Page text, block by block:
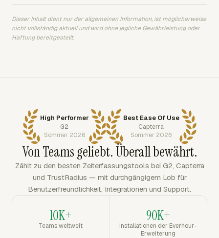
Dieser Inhalt dient nur der allgemeinen Information, ist möglicherweise
nicht vollständig aktuell und wird ohne jegliche Gewährleistung oder
Haftung bereitgestellt.
High Performer
G2
Sommer 2026
Best Ease Of Use
Capterra
Sommer 2026
Von Teams geliebt. Überall bewährt.
Zählt zu den besten Zeiterfassungstools bei G2, Capterra
und TrustRadius — mit durchgängigem Lob für
Benutzerfreundlichkeit, Integrationen und Support.
10K+
Teams weltweit
90K+
Installationen der Everhour-
Erweiterung